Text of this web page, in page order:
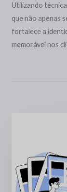
Utilizando
que não apenas
fortalece a
memorável nos